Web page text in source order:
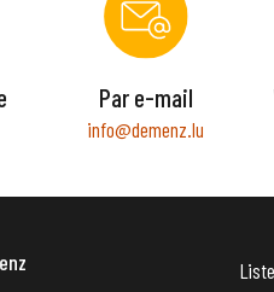
Par e-mail
info@demenz.lu